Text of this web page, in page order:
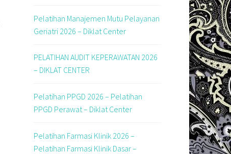
Pelatihan Manajemen Mutu Pelayanan
Geriatri 2026 – Diklat Center
PELATIHAN AUDIT KEPERAWATAN 2026
– DIKLAT CENTER
Pelatihan PPGD 2026 – Pelatihan
PPGD Perawat – Diklat Center
Pelatihan Farmasi Klinik 2026 –
Pelatihan Farmasi Klinik Dasar –